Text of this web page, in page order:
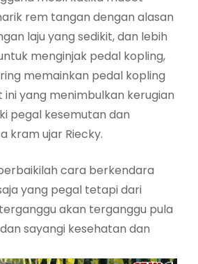
rem tangan dengan alasan
laju yang sedikit, dan lebih
menginjak pedal kopling,
memainkan pedal kopling
yang menimbulkan kerugian
pegal kesemutan dan
kram ujar Riecky.
cara berkendara
yang pegal tetapi dari
akan terganggu pula
sayangi kesehatan dan